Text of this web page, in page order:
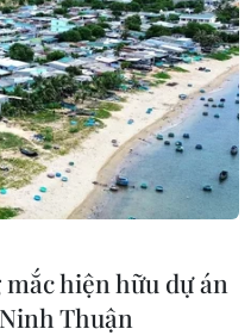
hiện hữu dự án
Thuận